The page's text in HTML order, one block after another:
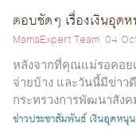
ตอบชัดๆ เรื่องเงินอุด
MamaExpert Team 04
หลังจากที่คุณแม่รอคอย
จ่ายบ้าง และวันนี้มีข่าว
กระทรวงการพัฒนาสัง
ข่าวประชาสัมพันธ์ เงินอุดหนุ